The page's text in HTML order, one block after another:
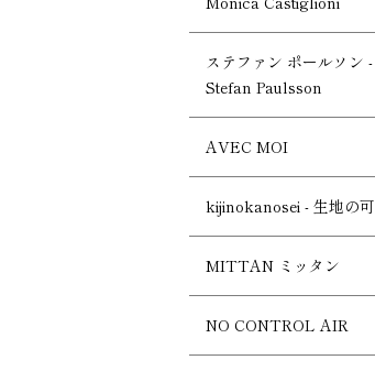
ステファン ポールソン -
Stefan Paulsson
AVEC MOI
kijinokanosei - 生地の
MITTAN ミッタン
NO CONTROL AIR